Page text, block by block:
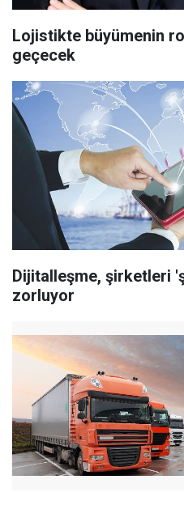
Lojistikte büyümenin
geçecek
Dijitalleşme, şirketleri
zorluyor